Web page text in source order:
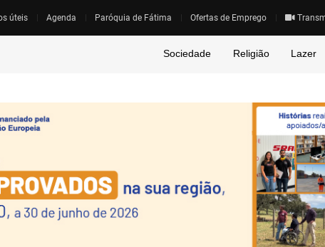
úteis Agenda Paróquia de Fátima Ofertas de Emprego
Sociedade Religião Lazer